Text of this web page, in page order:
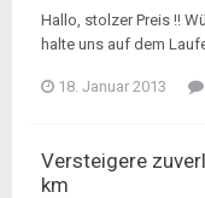
Hallo, stolzer Preis !!
halte uns auf dem
18. Januar 2013
Versteigere
km